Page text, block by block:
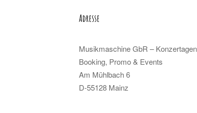
Adresse
Musikmaschine GbR –
Booking, Promo & Events
Am Mühlbach 6
D-55128 Mainz